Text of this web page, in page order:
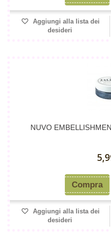
Aggiungi alla lista dei
desideri
NUVO
Compra
Aggiungi alla lista dei
desideri